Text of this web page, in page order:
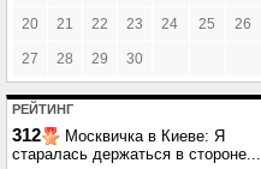
20 21 22 23 24 25 26
27 28 29 30
РЕЙТИНГ
312
Москвичка в Киеве: Я
старалась держаться в стороне...